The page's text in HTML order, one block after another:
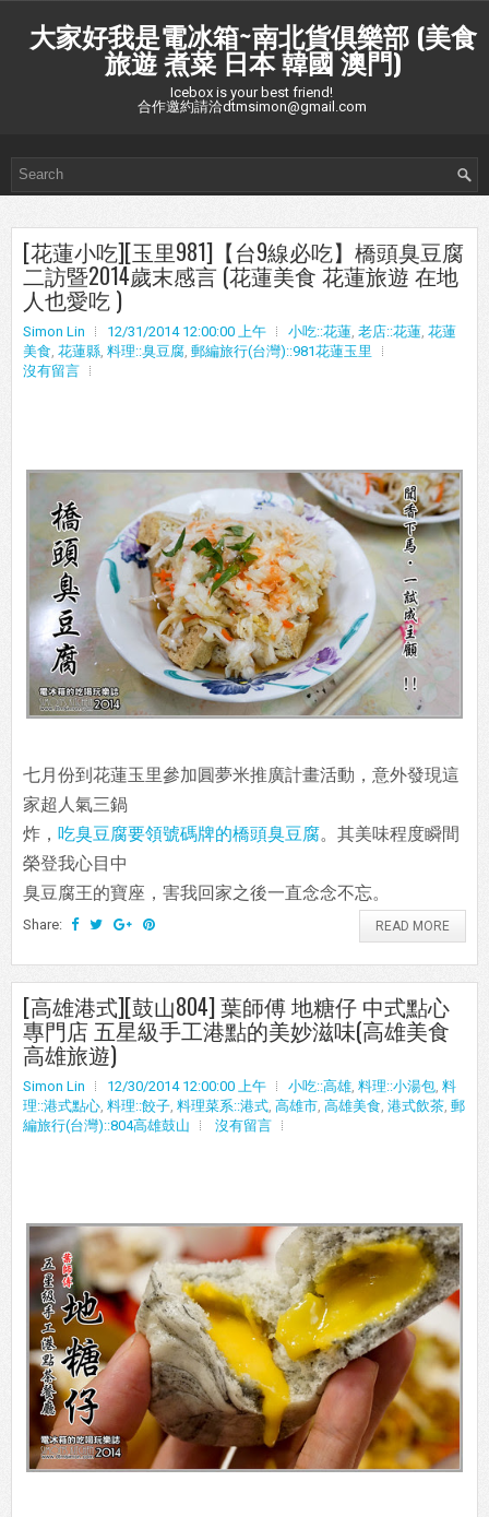
大家好我是電冰箱~南北貨俱樂部 (美食
旅遊 煮菜 日本 韓國 澳門)
Icebox is your best friend!
合作邀約請洽dtmsimon@gmail.com
[花蓮小吃][玉里981]【台9線必吃】橋頭臭豆腐
二訪暨2014歲末感言 (花蓮美食 花蓮旅遊 在地
人也愛吃 )
Simon Lin 12/31/2014 12:00:00 上午 小吃::花蓮, 老店::花蓮, 花蓮
美食, 花蓮縣, 料理::臭豆腐, 郵編旅行(台灣)::981花蓮玉里
沒有留言
七月份到花蓮玉里參加圓夢米推廣計畫活動，意外發現這
家超人氣三鍋
炸， 吃臭豆腐要領號碼牌的橋頭臭豆腐。其美味程度瞬間
榮登我心目中
臭豆腐王的寶座，害我回家之後一直念念不忘。
Share: READ MORE
[高雄港式][鼓山804] 葉師傅 地糖仔 中式點心
專門店 五星級手工港點的美妙滋味(高雄美食
高雄旅遊)
Simon Lin 12/30/2014 12:00:00 上午 小吃::高雄, 料理::小湯包, 料
理::港式點心, 料理::餃子, 料理菜系::港式, 高雄市, 高雄美食, 港式飲茶, 郵
編旅行(台灣)::804高雄鼓山
沒有留言